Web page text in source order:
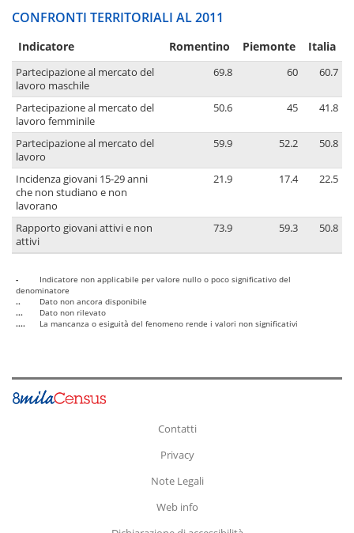
CONFRONTI TERRITORIALI AL 2011
Indicatore Romentino Piemonte Italia
Partecipazione al mercato del
lavoro maschile
69.8 60 60.7
Partecipazione al mercato del
lavoro femminile
50.6 45 41.8
Partecipazione al mercato del
lavoro
59.9 52.2 50.8
Incidenza giovani 15-29 anni
che non studiano e non
lavorano
21.9 17.4 22.5
Rapporto giovani attivi e non
attivi
73.9 59.3 50.8
-
Indicatore non applicabile per valore nullo o poco significativo del
denominatore
..
Dato non ancora disponibile
...
Dato non rilevato
....
La mancanza o esiguità del fenomeno rende i valori non significativi
Contatti
Privacy
Note Legali
Web info